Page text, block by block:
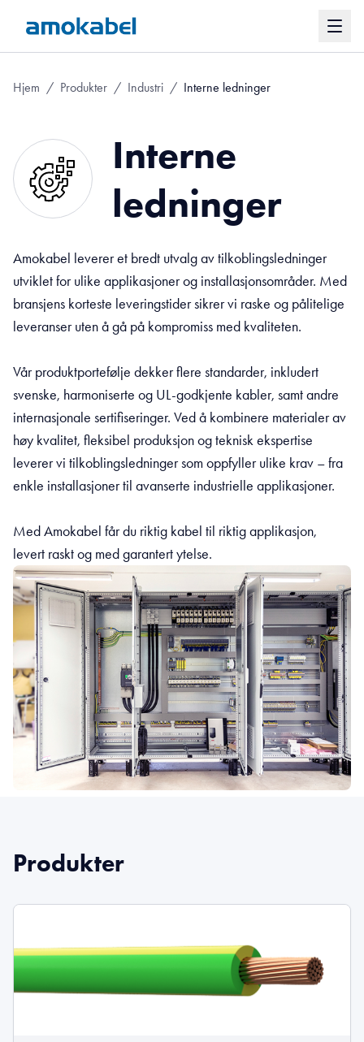
Hjem / Produkter / Industri / Interne ledninger
Interne
ledninger
Amokabel leverer et bredt utvalg av tilkoblingsledninger
utviklet for ulike applikasjoner og installasjonsområder. Med
bransjens korteste leveringstider sikrer vi raske og pålitelige
leveranser uten å gå på kompromiss med kvaliteten.
Vår produktportefølje dekker flere standarder, inkludert
svenske, harmoniserte og UL-godkjente kabler, samt andre
internasjonale sertifiseringer. Ved å kombinere materialer av
høy kvalitet, fleksibel produksjon og teknisk ekspertise
leverer vi tilkoblingsledninger som oppfyller ulike krav – fra
enkle installasjoner til avanserte industrielle applikasjoner.
Med Amokabel får du riktig kabel til riktig applikasjon,
levert raskt og med garantert ytelse.
Produkter